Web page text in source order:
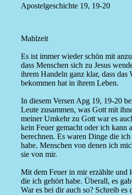
Apostelgeschichte 19, 19-20
Mahlzeit
Es ist immer wieder schön mit
dass Menschen sich zu Jesus
ihrem Handeln ganz klar, dass das
bekommen hat in ihrem Leben.
In diesem Versen Apg 19, 19-20
Leute zusammen, was Gott mit
meiner Umkehr zu Gott war es
kein Feuer gemacht oder ich kann
berechnen. Es waren Dinge die
habe. Menschen von denen ich
sie von mir.
Mit dem Feuer in mir erzählte und
die ich gehört habe. Überall, es
War es bei dir auch so? Schreib es